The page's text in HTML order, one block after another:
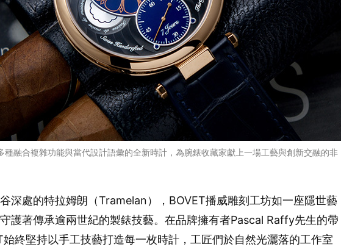
種融合複雜功能與當代設計語彙的全新時計，為腕錶收藏家獻上一場工藝與創新交融的非
深處的特拉姆朗（Tramelan），BOVET播威雕刻工坊如一座隱世藝
護著傳承逾兩世紀的製錶技藝。在品牌擁有者Pascal Raffy先生的帶
始終堅持以手工技藝打造每一枚時計，工匠們於自然光灑落的工作室